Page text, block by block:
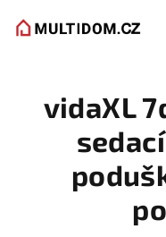
vidaXL